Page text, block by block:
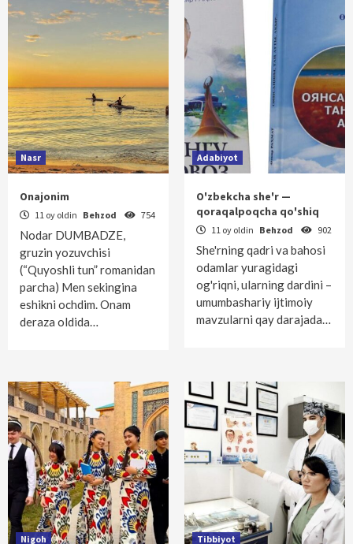
Nasr
Onajonim
11 oy oldin Behzod 754
Nodar DUMBADZE,
gruzin yozuvchisi
(“Quyoshli tun” romanidan
parcha) Men sekingina
eshikni ochdim. Onam
deraza oldida…
Adabiyot
O'zbekcha she'r —
qoraqalpoqcha qo'shiq
11 oy oldin Behzod 902
She'rning qadri va bahosi
odamlar yuragidagi
og'riqni, ularning dardini –
umumbashariy ijtimoiy
mavzularni qay darajada…
Nigoh Tibbiyot